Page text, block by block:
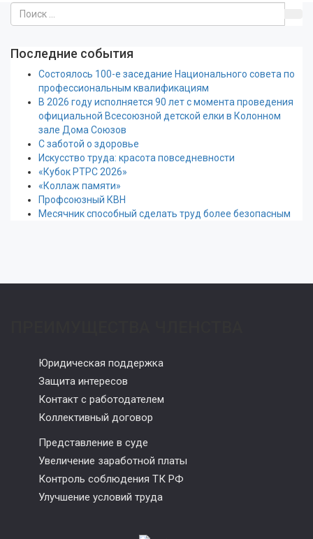
Последние события
Состоялось 100-е заседание Национального совета по
профессиональным квалификациям
В 2026 году исполняется 90 лет с момента проведения
официальной Всесоюзной детской елки в Колонном
зале Дома Союзов
С заботой о здоровье
Искусство труда: красота повседневности
«Кубок РТРС 2026»
«Коллаж памяти»
Профсоюзный КВН
Месячник способный сделать труд более безопасным
Юридическая поддержка
Защита интересов
Контакт с работодателем
Коллективный договор
Представление в суде
Увеличение заработной платы
Контроль соблюдения ТК РФ
Улучшение условий труда